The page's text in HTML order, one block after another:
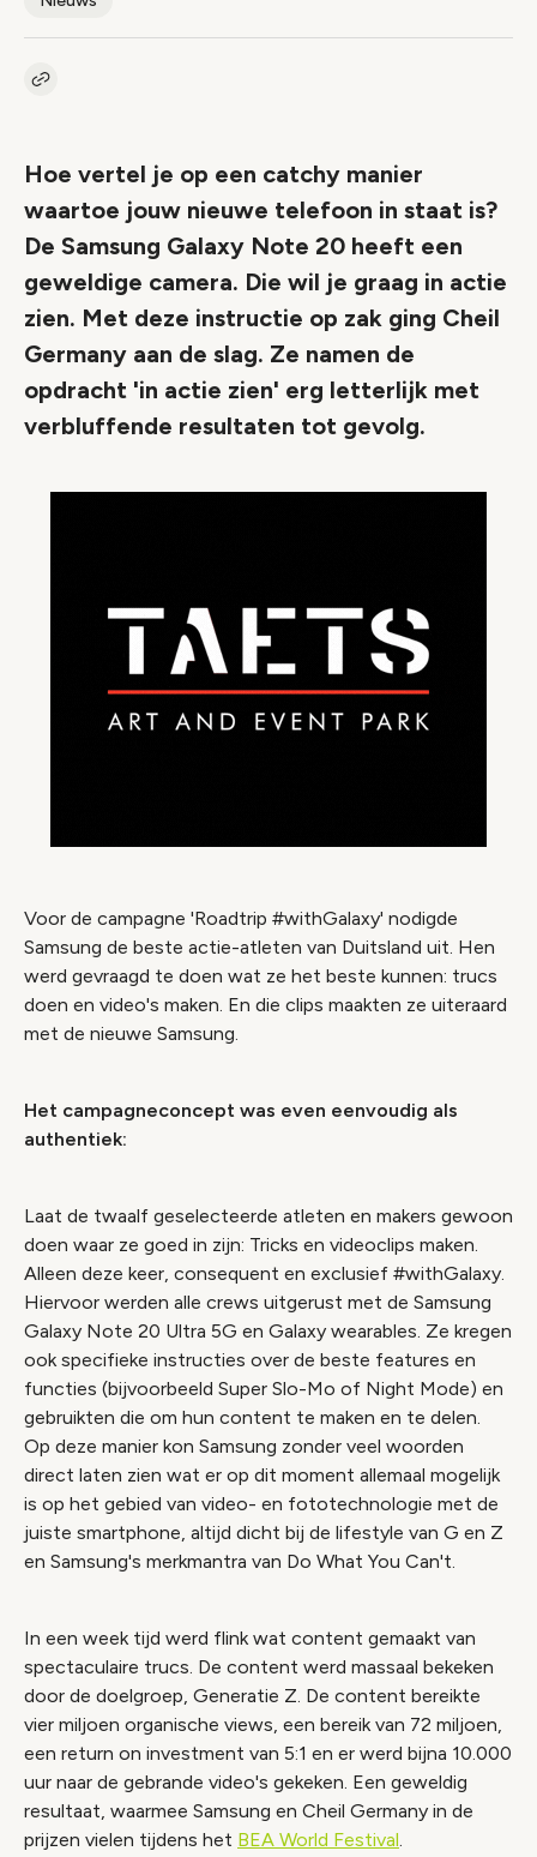
Kopieer link naar artikel
Hoe vertel je op een catchy manier
waartoe jouw nieuwe telefoon in staat is?
De Samsung Galaxy Note 20 heeft een
geweldige camera. Die wil je graag in actie
zien. Met deze instructie op zak ging Cheil
Germany aan de slag. Ze namen de
opdracht 'in actie zien' erg letterlijk met
verbluffende resultaten tot gevolg.
Voor de campagne 'Roadtrip #withGalaxy' nodigde
Samsung de beste actie-atleten van Duitsland uit. Hen
werd gevraagd te doen wat ze het beste kunnen: trucs
doen en video's maken. En die clips maakten ze uiteraard
met de nieuwe Samsung.
Het campagneconcept was even eenvoudig als
authentiek:
Laat de twaalf geselecteerde atleten en makers gewoon
doen waar ze goed in zijn: Tricks en videoclips maken.
Alleen deze keer, consequent en exclusief #withGalaxy.
Hiervoor werden alle crews uitgerust met de Samsung
Galaxy Note 20 Ultra 5G en Galaxy wearables. Ze kregen
ook specifieke instructies over de beste features en
functies (bijvoorbeeld Super Slo-Mo of Night Mode) en
gebruikten die om hun content te maken en te delen.
Op deze manier kon Samsung zonder veel woorden
direct laten zien wat er op dit moment allemaal mogelijk
is op het gebied van video- en fototechnologie met de
juiste smartphone, altijd dicht bij de lifestyle van G en Z
en Samsung's merkmantra van Do What You Can't.
In een week tijd werd flink wat content gemaakt van
spectaculaire trucs. De content werd massaal bekeken
door de doelgroep, Generatie Z. De content bereikte
vier miljoen organische views, een bereik van 72 miljoen,
een return on investment van 5:1 en er werd bijna 10.000
uur naar de gebrande video's gekeken. Een geweldig
resultaat, waarmee Samsung en Cheil Germany in de
prijzen vielen tijdens het BEA World Festival.